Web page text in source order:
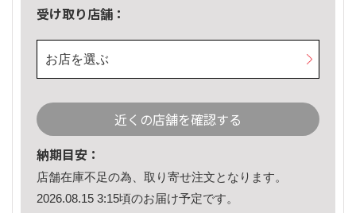
受け取り店舗：
お店を選ぶ
近くの店舗を確認する
納期目安：
店舗在庫不足の為、取り寄せ注文となります。
2026.08.15 3:15頃のお届け予定です。